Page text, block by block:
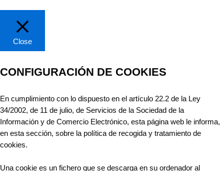
Close
CONFIGURACIÓN DE COOKIES
En cumplimiento con lo dispuesto en el artículo 22.2 de la Ley
34/2002, de 11 de julio, de Servicios de la Sociedad de la
Información y de Comercio Electrónico, esta página web le informa,
en esta sección, sobre la política de recogida y tratamiento de
cookies.
Una cookie es un fichero que se descarga en su ordenador al